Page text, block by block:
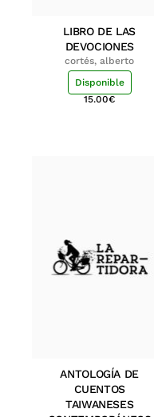
LIBRO DE LAS
DEVOCIONES
cortés, alberto
Disponible
15.00€
ANTOLOGÍA DE
CUENTOS
TAIWANESES